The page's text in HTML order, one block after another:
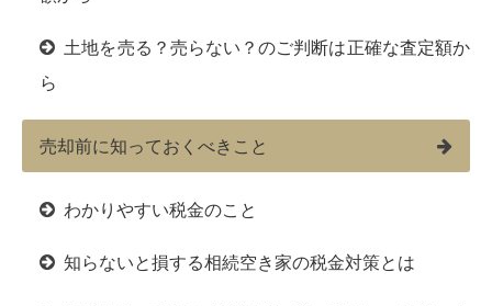
土地を売る？売らない？のご判断は正確な査定額か
ら
売却前に知っておくべきこと
わかりやすい税金のこと
知らないと損する相続空き家の税金対策とは